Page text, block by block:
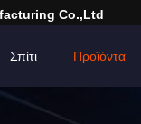
Co.,Ltd
Σπίτι Προϊόντα